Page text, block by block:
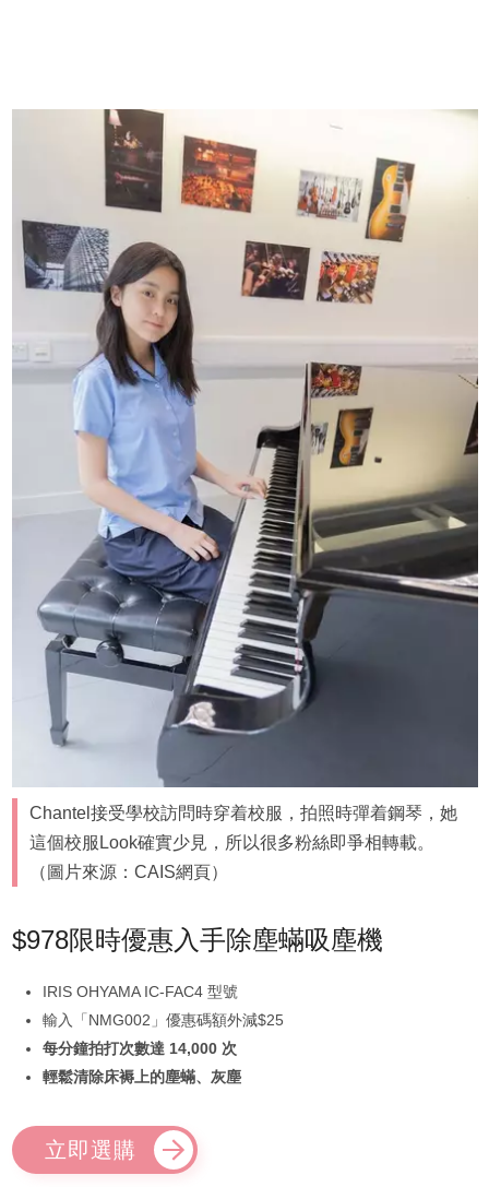
Chantel接受學校訪問時穿着校服，拍照時彈着鋼琴，她
這個校服Look確實少見，所以很多粉絲即爭相轉載。
（圖片來源：CAIS網頁）
$978限時優惠入手除塵蟎吸塵機
IRIS OHYAMA IC-FAC4 型號
輸入「NMG002」優惠碼額外減$25
每分鐘拍打次數達 14,000 次
輕鬆清除床褥上的塵蟎、灰塵
立即選購